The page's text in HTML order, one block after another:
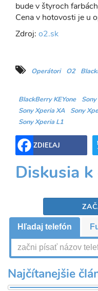
bude v štyroch
Cena v hotovosti je u
Zdroj: o2.sk
Operátori O2
BlackBerry KEYone
Sony Xperia XA
Sony
Sony Xperia L1
ZDIEĽAJ
Diskusia
Hľadaj telefón
Najčítanejšie